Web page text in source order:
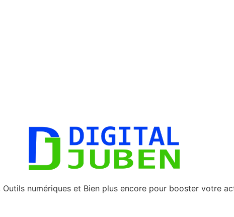
numériques et Bien plus encore pour booster votre